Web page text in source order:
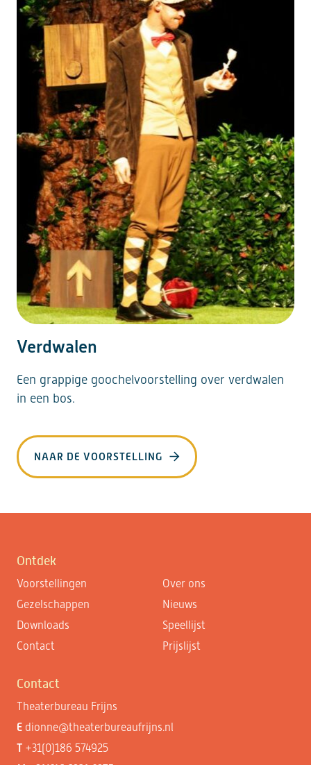
Verdwalen
Een grappige goochelvoorstelling over verdwalen
in een bos.
NAAR DE VOORSTELLING
Ontdek
Voorstellingen
Over ons
Gezelschappen
Nieuws
Downloads
Speellijst
Contact
Prijslijst
Contact
Theaterbureau Frijns
E dionne@theaterbureaufrijns.nl
T +31(0)186 574925